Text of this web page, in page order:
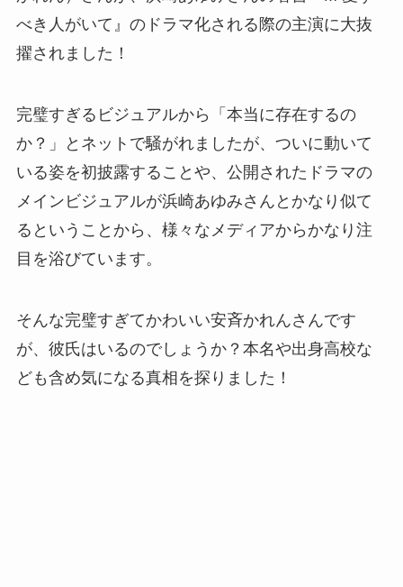
べき人がいて』のドラマ化される際の主演に大抜
擢されました！
完璧すぎるビジュアルから「本当に存在するの
か？」とネットで騒がれましたが、ついに動いて
いる姿を初披露することや、公開されたドラマの
メインビジュアルが浜崎あゆみさんとかなり似て
るということから、様々なメディアからかなり注
目を浴びています。
そんな完璧すぎてかわいい安斉かれんさんです
が、彼氏はいるのでしょうか？本名や出身高校な
ども含め気になる真相を探りました！